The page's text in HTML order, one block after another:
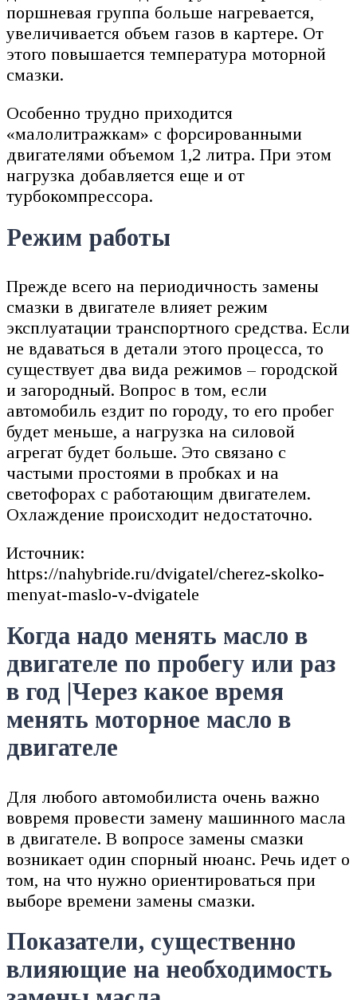
поршневая группа больше нагревается,
увеличивается объем газов в картере. От
этого повышается температура моторной
смазки.
Особенно трудно приходится
«малолитражкам» с форсированными
двигателями объемом 1,2 литра. При этом
нагрузка добавляется еще и от
турбокомпрессора.
Режим работы
Прежде всего на периодичность замены
смазки в двигателе влияет режим
эксплуатации транспортного средства. Если
не вдаваться в детали этого процесса, то
существует два вида режимов – городской
и загородный. Вопрос в том, если
автомобиль ездит по городу, то его пробег
будет меньше, а нагрузка на силовой
агрегат будет больше. Это связано с
частыми простоями в пробках и на
светофорах с работающим двигателем.
Охлаждение происходит недостаточно.
Источник:
https://nahybride.ru/dvigatel/cherez-skolko-
menyat-maslo-v-dvigatele
Когда надо менять масло в
двигателе по пробегу или раз
в год |Через какое время
менять моторное масло в
двигателе
Для любого автомобилиста очень важно
вовремя провести замену машинного масла
в двигателе. В вопросе замены смазки
возникает один спорный нюанс. Речь идет о
том, на что нужно ориентироваться при
выборе времени замены смазки.
Показатели, существенно
влияющие на необходимость